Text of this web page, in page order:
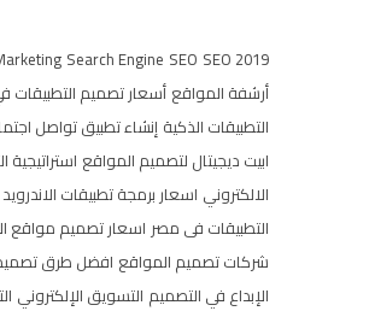
Search Engine SEO SEO 2019
أرشفة المواقع أسعار تصميم التطبيقات
التطبيقات الذكية إنشاء تطبيق تواصل
ابيت ديجيتال لتصميم المواقع
الالكتروني اسعار برمجة تطبيقات الاندرويد
التطبيقات فى مصر اسعار تصميم مواقع
شركات تصميم المواقع افضل طرق
الإبداع في التصميم التسويق الإلكتروني